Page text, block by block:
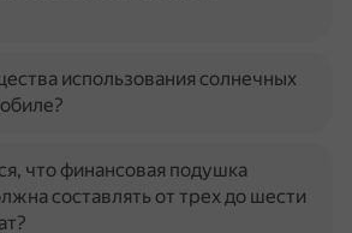
использования солнечных
что финансовая подушка
составлять от трех до шести